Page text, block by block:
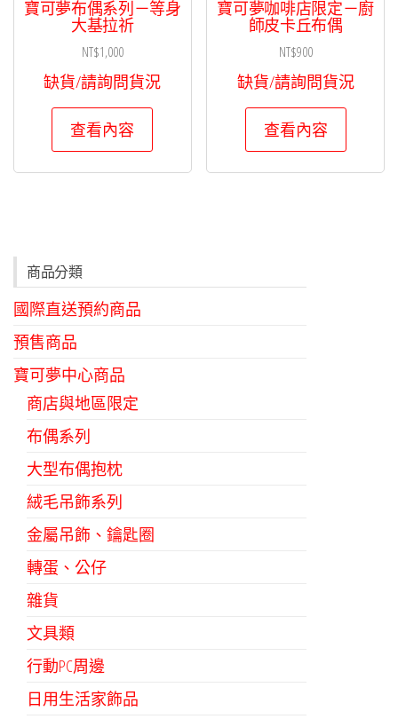
寶可夢布偶系列－等身
大基拉祈
NT$1,000
缺貨/請詢問貨況
查看內容
寶可夢咖啡店限定－廚
師皮卡丘布偶
NT$900
缺貨/請詢問貨況
查看內容
商品分類
國際直送預約商品
預售商品
寶可夢中心商品
商店與地區限定
布偶系列
大型布偶抱枕
絨毛吊飾系列
金屬吊飾、鑰匙圈
轉蛋、公仔
雜貨
文具類
行動PC周邊
日用生活家飾品